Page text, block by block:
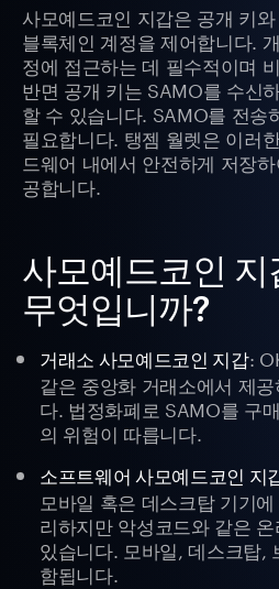
사모예드코인 지갑은 공개 키
블록체인 계정을 제어합니다.
정에 접근하는 데 필수적이며
반면 공개 키는 SAMO를 수신
할 수 있습니다. SAMO를 전송
필요합니다. 탱젬 월렛은 이러
드웨어 내에서 안전하게 저장
공합니다.
사모예드코인
무엇입니까?
거래소 사모예드코인 지갑:
같은 중앙화 거래소에서 제
다. 법정화폐로 SAMO를 구
의 위험이 따릅니다.
소프트웨어 사모예드코인 지
모바일 혹은 데스크탑 기기
리하지만 악성코드와 같은
있습니다. 모바일, 데스크탑,
함됩니다.